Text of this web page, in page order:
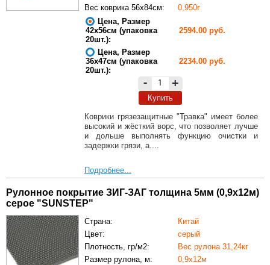
Вес коврика 56х84см:
0,950г
Цена, Размер
42х56см (упаковка
20шт.):
2594.00 руб.
Цена, Размер
36х47см (упаковка
20шт.):
2234.00 руб.
- +
Купить
Коврики грязезащитные "Травка" имеет более
высокий и жёсткий ворс, что позволяет лучше
и дольше выполнять функцию очистки и
задержки грязи, а....
Подробнее...
Рулонное покрытие ЗИГ-ЗАГ толщина 5мм (0,9х12м)
серое "SUNSTEP"
Страна:
Китай
Цвет:
серый
Плотность, гр/м2:
Вес рулона 31,24кг
Размер рулона, м:
0,9х12м